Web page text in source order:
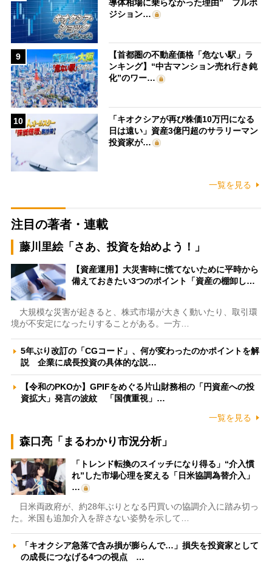
導体相場に乗らなかった理由” フルポ
ジション…
9
【首都圏の不動産価格「危ない駅」ラ
ンキング】“中古マンション売れ行き鈍
化”のワー…
10
「キオクシアが再び株価10万円になる
日は遠い」資産3億円超のサラリーマン
投資家が…
一覧を見る
注目の著者・連載
藤川里絵「さあ、投資を始めよう！」
【資産運用】大災害時に慌てないために平時から
備えておきたい3つのポイント「資産の棚卸し…
大規模な災害が起きると、株式市場が大きく動いたり、取引環
境が不安定になったりすることがある。一方…
5年ぶり改訂の「CGコード」、何が変わったのかポイントを解
説 企業に成長投資の具体的な説…
【令和のPKOか】GPIFをめぐる片山財務相の「円資産への投
資拡大」発言の波紋 「国債重視」…
一覧を見る
森口亮「まるわかり市況分析」
「トレンド転換のスイッチになり得る」“介入慣
れ”した市場心理を変える「日米協調為替介入」
…
日米両政府が、約28年ぶりとなる円買いの協調介入に踏み切っ
た。米国も追加介入を辞さない姿勢を示して…
「キオクシア急落で含み損が膨らんで…」損失を投資家として
の成長につなげる4つの視点 …